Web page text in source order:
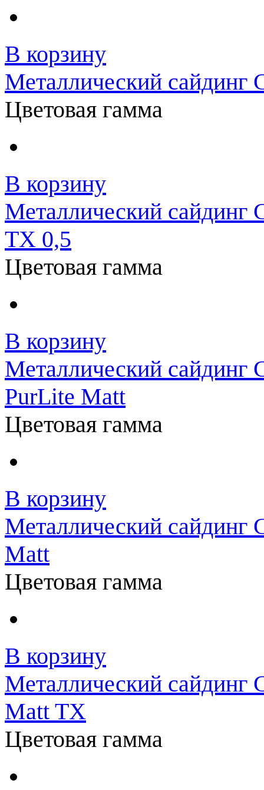
В корзину
Металлический сайдинг
Цветовая гамма
В корзину
Металлический сайдинг
TX 0,5
Цветовая гамма
В корзину
Металлический сайдинг
PurLite Matt
Цветовая гамма
В корзину
Металлический сайдинг
Matt
Цветовая гамма
В корзину
Металлический сайдинг
Matt TX
Цветовая гамма